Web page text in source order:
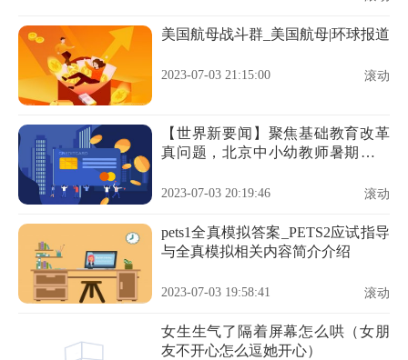
美国航母战斗群_美国航母|环球报道
2023-07-03 21:15:00 滚动
【世界新要闻】聚焦基础教育改革
真问题，北京中小幼教师暑期全员
2023-07-03 20:19:46 滚动
pets1全真模拟答案_PETS2应试指导
与全真模拟相关内容简介介绍
2023-07-03 19:58:41 滚动
女生生气了隔着屏幕怎么哄（女朋
友不开心怎么逗她开心）